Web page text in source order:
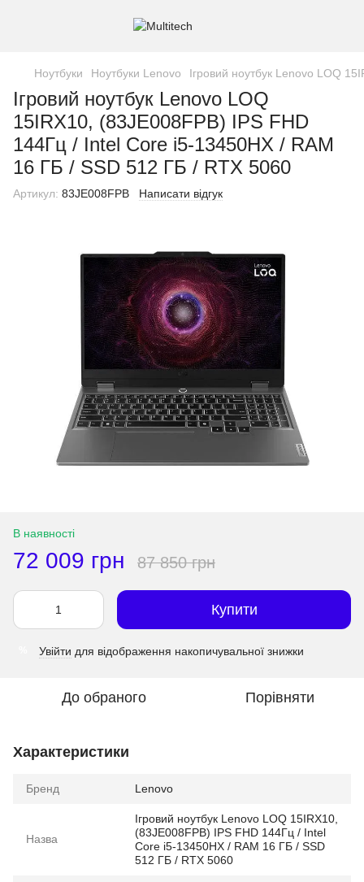
Ноутбуки Ноутбуки Lenovo Ігровий ноутбук Lenovo LOQ
Ігровий ноутбук Lenovo LOQ
15IRX10, (83JE008FPB) IPS FHD
144Гц / Intel Core i5-13450HX / RAM
16 ГБ / SSD 512 ГБ / RTX 5060
Артикул: 83JE008FPB Написати відгук
В наявності
72 009 грн 87 850 грн
Купити
Увійти для відображення накопичувальної знижки
До обраного Порівняти
Характеристики
Бренд Lenovo
Назва
Ігровий ноутбук Lenovo LOQ 15IRX10,
(83JE008FPB) IPS FHD 144Гц / Intel
Core i5-13450HX / RAM 16 ГБ / SSD
512 ГБ / RTX 5060